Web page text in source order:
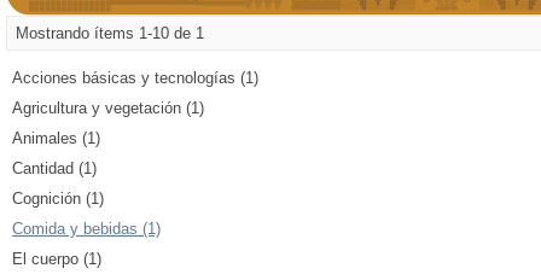
Mostrando ítems 1-10 de 1
Acciones básicas y tecnologías (1)
Agricultura y vegetación (1)
Animales (1)
Cantidad (1)
Cognición (1)
Comida y bebidas (1)
El cuerpo (1)